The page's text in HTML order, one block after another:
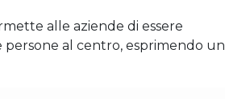
alle aziende di essere
al centro, esprimendo un